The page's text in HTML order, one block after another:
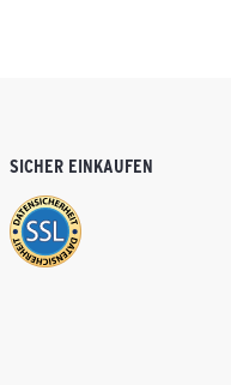
SICHER EINKAUFEN